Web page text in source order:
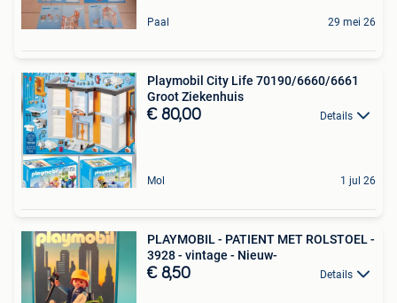
Paal 29 mei 26
Playmobil City Life 70190/6660/6661
Groot Ziekenhuis
€ 80,00 Details
Mol 1 jul 26
PLAYMOBIL - PATIENT MET ROLSTOEL -
3928 - vintage - Nieuw-
€ 8,50 Details